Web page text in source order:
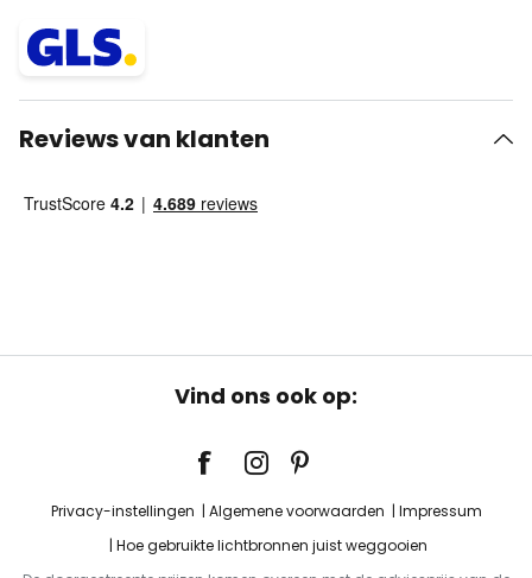
Reviews van klanten
Vind ons ook op:
Privacy-instellingen Algemene voorwaarden
Impressum
Hoe gebruikte lichtbronnen juist weggooien